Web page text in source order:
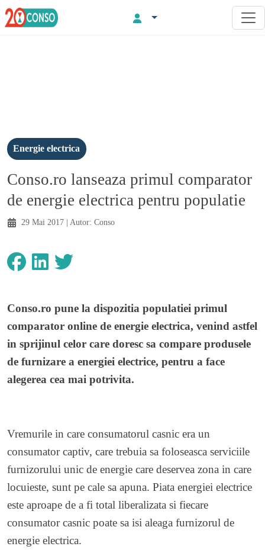
Energie electrica
Conso.ro lanseaza primul comparator
de energie electrica pentru populatie
29 Mai 2017 | Autor: Conso
Conso.ro pune la dispozitia populatiei primul
comparator online de energie electrica, venind astfel
in sprijinul celor care doresc sa compare produsele
de furnizare a energiei electrice, pentru a face
alegerea cea mai potrivita.
Vremurile in care consumatorul casnic era un
consumator captiv, care trebuia sa foloseasca serviciile
furnizorului unic de energie care deservea zona in care
locuieste, sunt pe cale sa apuna. Piata energiei electrice
este aproape de a fi total liberalizata si fiecare
consumator casnic poate sa isi aleaga furnizorul de
energie electrica.